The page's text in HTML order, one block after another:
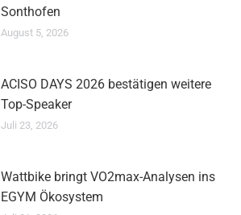
Sonthofen
August 5, 2026
ACISO DAYS 2026 bestätigen weitere
Top-Speaker
Juli 23, 2026
Wattbike bringt VO2max-Analysen ins
EGYM Ökosystem